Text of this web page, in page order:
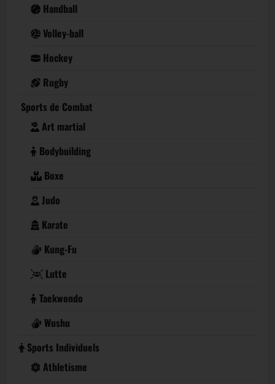
Handball
Volley-ball
Hockey
Rugby
Sports de Combat
Art martial
Bodybuilding
Boxe
Judo
Karate
Kung-Fu
Lutte
Taekwondo
Wushu
Sports Individuels
Athletisme